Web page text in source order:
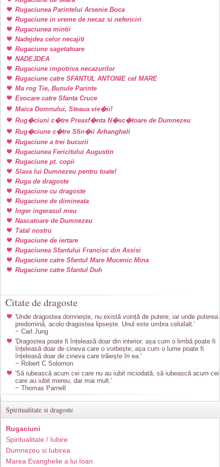
Rugaciunea Parintelui Arsenie Boca
Rugaciune in vreme de necaz si nefericiri
Rugaciunea mintii
Nadejdea celor necajiti
Rugaciune sagetatoare
NADEJDEA
Rugaciune impotriva necazurilor
Rugaciune catre SFANTUL ANTONIE cel MARE
Ma rog Tie, Bunule Parinte
Evocare catre Sfanta Cruce
Maica Domnului, Steaua vie�ii!
Rug�ciuni c�tre Preasf�nta N�sc�toare de Dumnezeu
Rug�ciune c�tre Sfin�ii Arhangheli
Rugaciune a trei bucurii
Rugaciunea Fericitului Augustin
Rugaciune pt. copii
Slava lui Dumnezeu pentru toate!
Ruga de dragoste
Rugaciune cu dragoste
Rugaciune de dimineata
Inger ingerasul meu
Nascatoare de Dumnezeu
Tatal nostru
Rugaciune de iertare
Rugaciunea Sfantului Francisc din Assisi
Rugaciune catre Sfantul Mare Mucenic Mina
Rugaciune catre Sfantul Duh
Citate de dragoste
'Unde dragostea domnește, nu există voință de putere; iar unde puterea
predomină, acolo dragostea lipsește. Unul este umbra celuilalt.'
~ Carl Jung
'Dragostea poate fi înțeleasă doar din interior, așa cum o limbă poate fi
înțeleasă doar de cineva care o vorbește, așa cum o lume poate fi
înțeleasă doar de cineva care trăiește în ea.'
~ Robert C Solomon
'Să iubească acum cei care nu au iubit niciodată; să iubească acum cei
care au iubit mereu, dar mai mult.'
~ Thomas Parnell
Spiritualitate si dragoste
Rugaciuni
Spiritualitate / Iubire
Dumnezeu si Iubirea
Marea Evanghelie a lui Ioan